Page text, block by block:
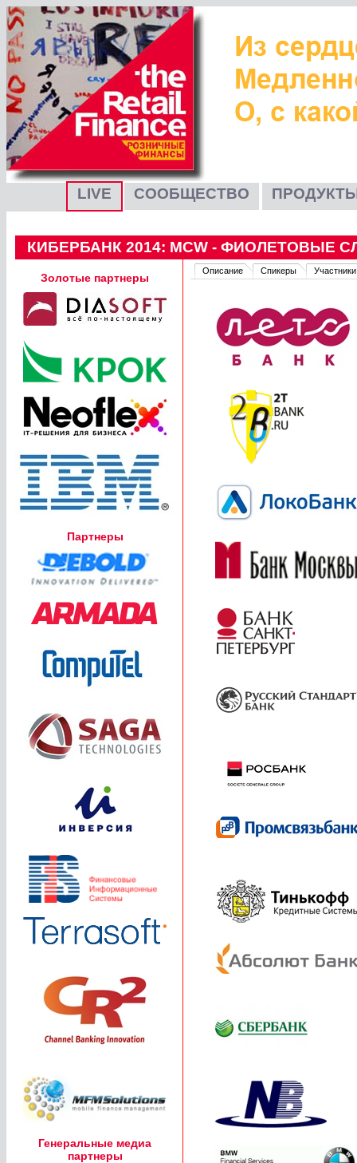
LIVE СООБЩЕСТВО
КИБЕРБАНК 2014: MCW - ФИОЛЕТОВЫЕ
Описание Спикеры
Золотые партнеры
Партнеры
Генеральные медиа
партнеры